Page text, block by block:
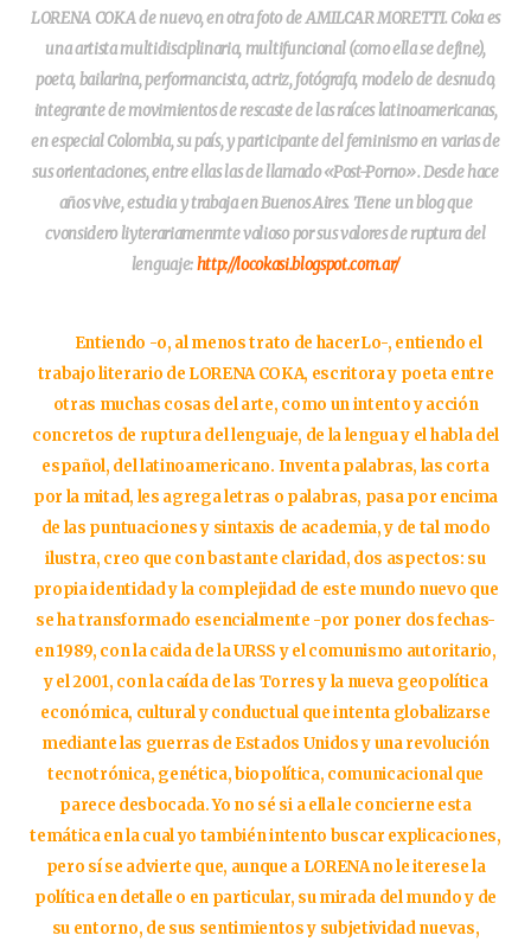
LORENA COKA de nuevo, en otra foto de AMILCAR MORETTI. Coka es
una artista multidisciplinaria, multifuncional (como ella se define),
poeta, bailarina, performancista, actriz, fotógrafa, modelo de desnudo,
integrante de movimientos de rescaste de las raíces latinoamericanas,
en especial Colombia, su país, y participante del feminismo en varias de
sus orientaciones, entre ellas las de llamado «Post-Porno». Desde hace
años vive, estudia y trabaja en Buenos Aires. Tiene un blog que
cvonsidero liyterariamenmte valioso por sus valores de ruptura del
lenguaje:http://locokasi.blogspot.com.ar/
Entiendo -o, al menos trato de hacerLo-, entiendo el
trabajo literario de LORENA COKA, escritora y poeta entre
otras muchas cosas del arte, como un intento y acción
concretos de ruptura del lenguaje, de la lengua y el habla del
español, del latinoamericano. Inventa palabras, las corta
por la mitad, les agrega letras o palabras, pasa por encima
de las puntuaciones y sintaxis de academia, y de tal modo
ilustra, creo que con bastante claridad, dos aspectos: su
propia identidad y la complejidad de este mundo nuevo que
se ha transformado esencialmente -por poner dos fechas-
en 1989, con la caida de la URSS y el comunismo autoritario,
y el 2001, con la caída de las Torres y la nueva geopolítica
económica, cultural y conductual que intenta globalizarse
mediante las guerras de Estados Unidos y una revolución
tecnotrónica, genética, biopolítica, comunicacional que
parece desbocada. Yo no sé si a ella le concierne esta
temática en la cual yo también intento buscar explicaciones,
pero sí se advierte que, aunque a LORENA no le iterese la
política en detalle o en particular, su mirada del mundo y de
su entorno, de sus sentimientos y subjetividad nuevas,